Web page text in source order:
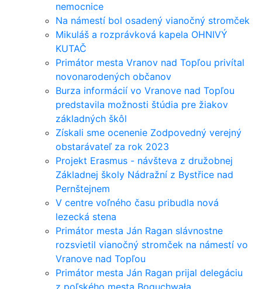
nemocnice
Na námestí bol osadený vianočný stromček
Mikuláš a rozprávková kapela OHNIVÝ
KUTAČ
Primátor mesta Vranov nad Topľou privítal
novonarodených občanov
Burza informácií vo Vranove nad Topľou
predstavila možnosti štúdia pre žiakov
základných škôl
Získali sme ocenenie Zodpovedný verejný
obstarávateľ za rok 2023
Projekt Erasmus - návšteva z družobnej
Základnej školy Nádražní z Bystřice nad
Pernštejnem
V centre voľného času pribudla nová
lezecká stena
Primátor mesta Ján Ragan slávnostne
rozsvietil vianočný stromček na námestí vo
Vranove nad Topľou
Primátor mesta Ján Ragan prijal delegáciu
z poľského mesta Boguchwała